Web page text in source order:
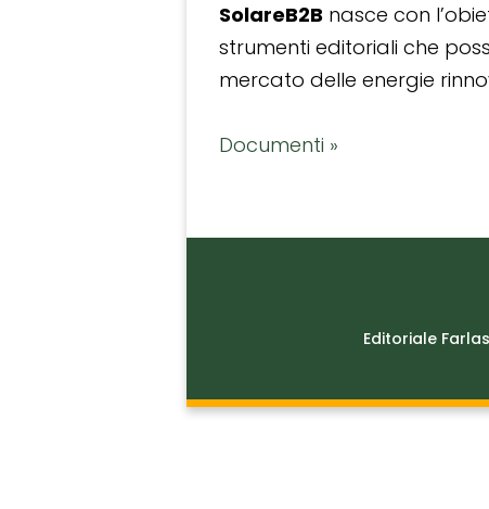
SolareB2B nasce con
strumenti editoriali che
mercato delle energie
Documenti »
Editoriale